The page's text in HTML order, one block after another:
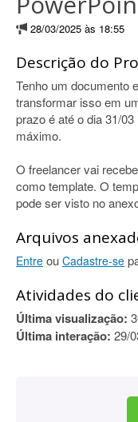
28/03/2025 às 18:55
Descrição do
Tenho um documento
transformar isso em
prazo é até o dia 31/
máximo.
O freelancer vai
como template. O
pode ser visto no
Arquivos
Entre ou Cadastre-se
Atividades do
Última visualização:
Última interação: 29/